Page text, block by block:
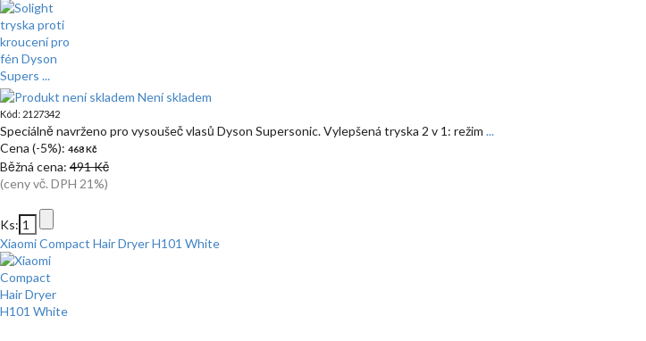
Není skladem
Kód: 2127342
Speciálně navrženo pro vysoušeč vlasů Dyson Supersonic. Vylepšená tryska 2 v 1: režim ...
Cena (-5%): 468 Kč
Běžná cena: 491 Kč
(ceny vč. DPH 21%)
Ks:
Xiaomi Compact Hair Dryer H101 White